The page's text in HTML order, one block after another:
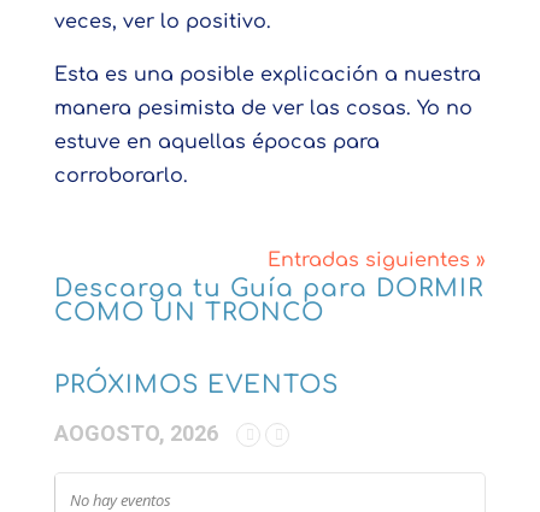
veces, ver lo positivo.
Esta es una posible explicación a nuestra
manera pesimista de ver las cosas. Yo no
estuve en aquellas épocas para
corroborarlo.
Entradas siguientes »
Descarga tu Guía para DORMIR
COMO UN TRONCO
PRÓXIMOS EVENTOS
AOGOSTO, 2026
No hay eventos